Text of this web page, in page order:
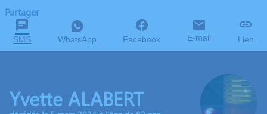
Partager
SMS WhatsApp Facebook E-mail Lien
Yvette ALABERT